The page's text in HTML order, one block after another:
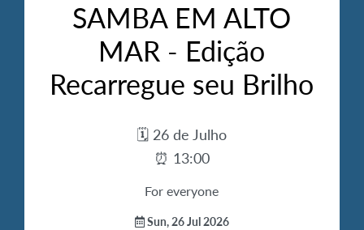
SAMBA EM ALTO
MAR - Edição
Recarregue seu Brilho
🗓️ 26 de Julho
⏰ 13:00
For everyone
Sun, 26 Jul 2026